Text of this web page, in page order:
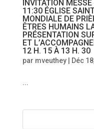
INVITATION
11:30 ÉGLISE
MONDIALE DE
ÊTRES HUMAINS
PRÉSENTATION
ET
12 H. 15 À 13 H. 30
par mveuthey| Déc
...